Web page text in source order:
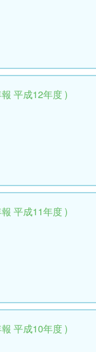
平成12年度 )
平成11年度 )
平成10年度 )